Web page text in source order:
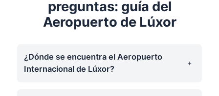
preguntas: guía del
Aeropuerto de Lúxor
¿Dónde se encuentra el Aeropuerto
Internacional de Lúxor?